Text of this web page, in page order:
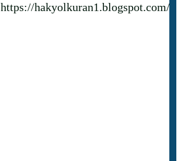
https://hakyolkuran1.blogspot.com/